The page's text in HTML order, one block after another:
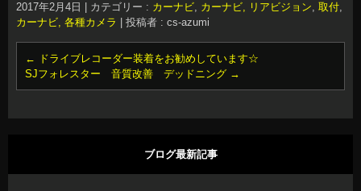
2017年2月4日 カテゴリー : カーナビ, カーナビ, リアビジョン, 取付,
カーナビ, 各種カメラ
投稿者 : cs-azumi
←
ドライブレコーダー装着をお勧めしています☆
SJフォレスター 音質改善 デッドニング →
ブログ最新記事